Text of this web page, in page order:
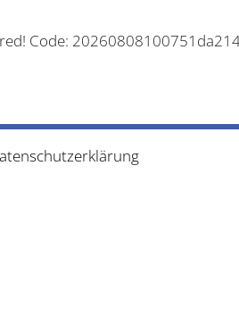
Code: